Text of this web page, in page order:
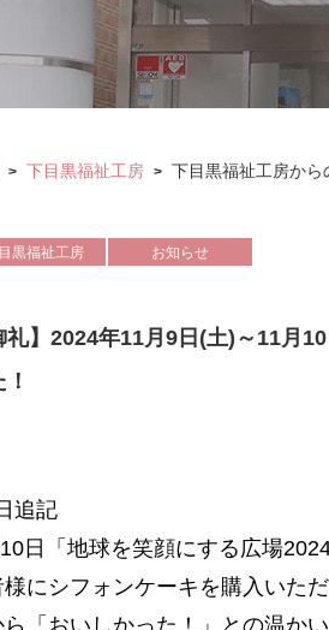
> 下目黒福祉工房 > 下目黒福祉工房から
黒福祉工房 お知らせ
礼】2024年11月9日(土)～11月
追記
日「地球を笑顔にする広場
にシフォンケーキを購入いた
「おいしかった！」との温か